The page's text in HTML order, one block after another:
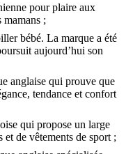
pour plaire aux
mamans ;
bébé. La marque a été
aujourd’hui son
anglaise qui prouve que
tendance et confort
qui propose un large
et de vêtements de sport ;